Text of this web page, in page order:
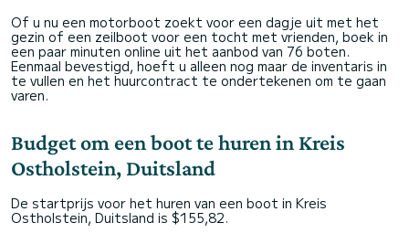
Of u nu een motorboot zoekt voor een dagje uit met het
gezin of een zeilboot voor een tocht met vrienden, boek in
een paar minuten online uit het aanbod van 76 boten.
Eenmaal bevestigd, hoeft u alleen nog maar de inventaris in
te vullen en het huurcontract te ondertekenen om te gaan
varen.
Budget om een boot te huren in Kreis
Ostholstein, Duitsland
De startprijs voor het huren van een boot in Kreis
Ostholstein, Duitsland is $155,82.